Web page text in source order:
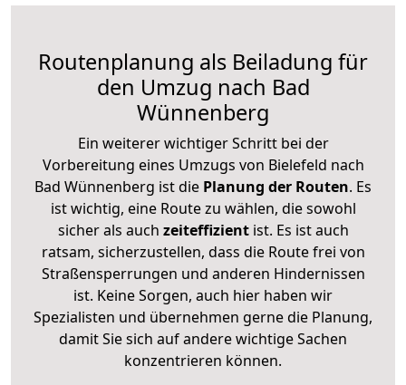
Routenplanung als Beiladung für
den Umzug nach Bad
Wünnenberg
Ein weiterer wichtiger Schritt bei der
Vorbereitung eines Umzugs von Bielefeld nach
Bad Wünnenberg ist die Planung der Routen. Es
ist wichtig, eine Route zu wählen, die sowohl
sicher als auch zeiteffizientist. Es ist auch
ratsam, sicherzustellen, dass die Route frei von
Straßensperrungen und anderen Hindernissen
ist. Keine Sorgen, auch hier haben wir
Spezialisten und übernehmen gerne die Planung,
damit Sie sich auf andere wichtige Sachen
konzentrieren können.